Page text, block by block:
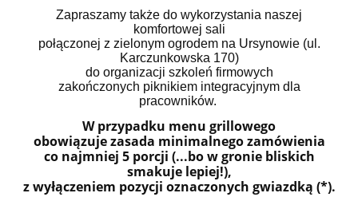
Zapraszamy także do wykorzystania naszej
komfortowej sali
połączonej z zielonym ogrodem na Ursynowie (ul.
Karczunkowska 170)
do organizacji szkoleń firmowych
zakończonych piknikiem integracyjnym dla
pracowników.
W przypadku menu grillowego
obowiązuje zasada minimalnego zamówienia
co najmniej 5 porcji (...bo w gronie bliskich
smakuje lepiej!),
z wyłączeniem pozycji oznaczonych gwiazdką (*).